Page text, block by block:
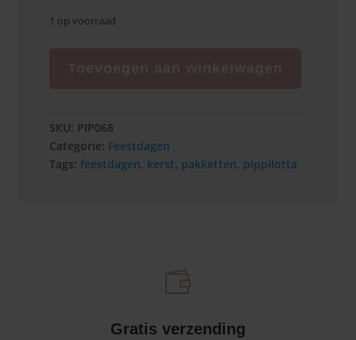
1 op voorraad
SKU: PIP068
Categorie: Feestdagen
Tags:feestdagen, kerst, pakketten, pippilotta
Gratis verzending